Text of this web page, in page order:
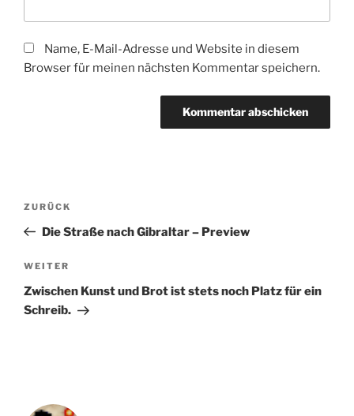
Name, E-Mail-Adresse und Website in diesem
Browser für meinen nächsten Kommentar speichern.
Beitragsnavigation
Vorheriger
Beitrag
ZURÜCK
Die Straße nach Gibraltar – Preview
Nächster
Beitrag
WEITER
Zwischen Kunst und Brot ist stets noch Platz für ein
Schreib.